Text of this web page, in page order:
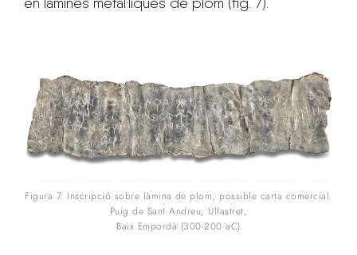
Figura 7. Inscripció sobre làmina de plom, possible carta comercial.
Puig de Sant Andreu, Ullastret,
Baix Empordà (300-200 aC)